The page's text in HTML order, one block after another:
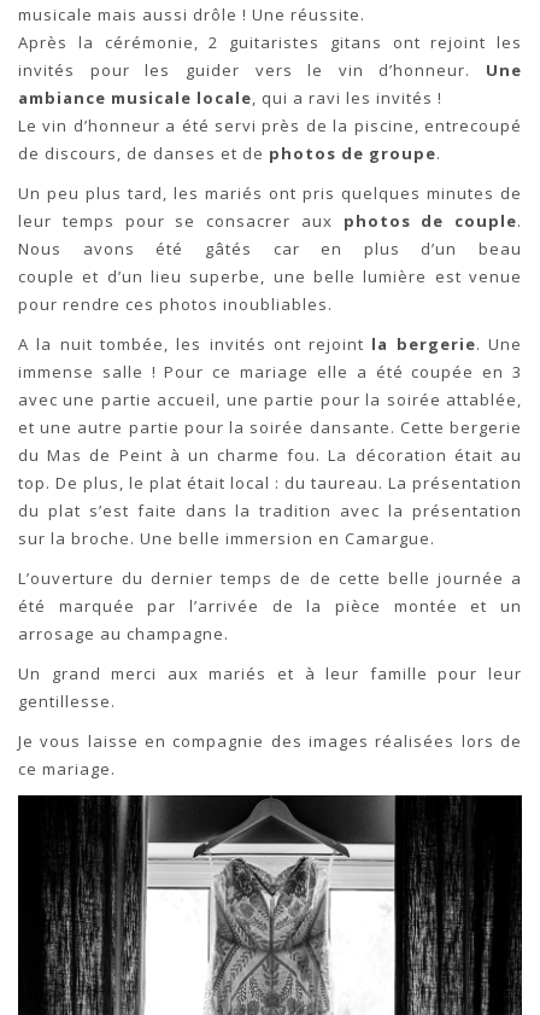
musicale mais aussi drôle ! Une réussite.
Après la cérémonie, 2 guitaristes gitans ont rejoint les
invités pour les guider vers le vin d’honneur. Une
ambiance musicale locale, qui a ravi les invités !
Le vin d’honneur a été servi près de la piscine, entrecoupé
de discours, de danses et de photos de groupe.
Un peu plus tard, les mariés ont pris quelques minutes de
leur temps pour se consacrer aux photos de couple.
Nous avons été gâtés car en plus d’un beau
couple et d’un lieu superbe, une belle lumière est venue
pour rendre ces photos inoubliables.
A la nuit tombée, les invités ont rejoint la bergerie. Une
immense salle ! Pour ce mariage elle a été coupée en 3
avec une partie accueil, une partie pour la soirée attablée,
et une autre partie pour la soirée dansante. Cette bergerie
du Mas de Peint à un charme fou. La décoration était au
top. De plus, le plat était local : du taureau. La présentation
du plat s’est faite dans la tradition avec la présentation
sur la broche. Une belle immersion en Camargue.
L’ouverture du dernier temps de de cette belle journée a
été marquée par l’arrivée de la pièce montée et un
arrosage au champagne.
Un grand merci aux mariés et à leur famille pour leur
gentillesse.
Je vous laisse en compagnie des images réalisées lors de
ce mariage.